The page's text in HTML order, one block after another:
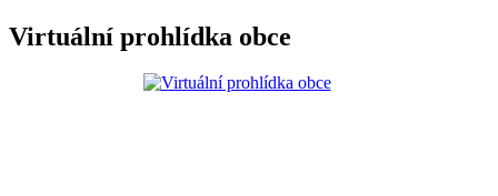
Virtuální prohlídka obce